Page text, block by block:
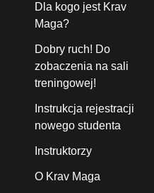
Dla kogo jest Krav
Maga?
Dobry ruch! Do
zobaczenia na sali
treningowej!
Instrukcja rejestracji
nowego studenta
Instruktorzy
O Krav Maga